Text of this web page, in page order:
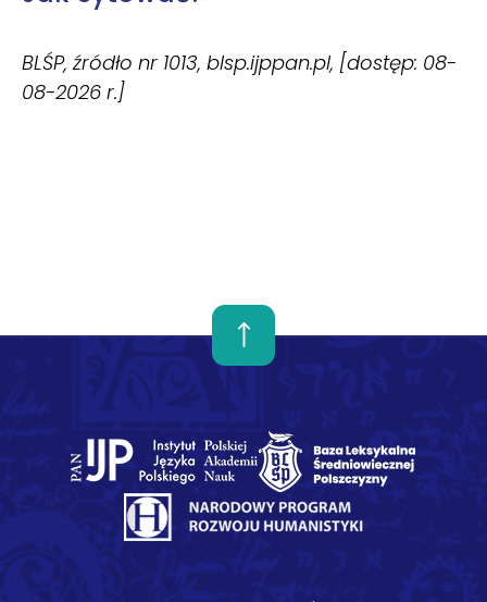
BLŚP, źródło nr 1013, blsp.ijppan.pl, [dostęp: 08-
08-2026 r.]